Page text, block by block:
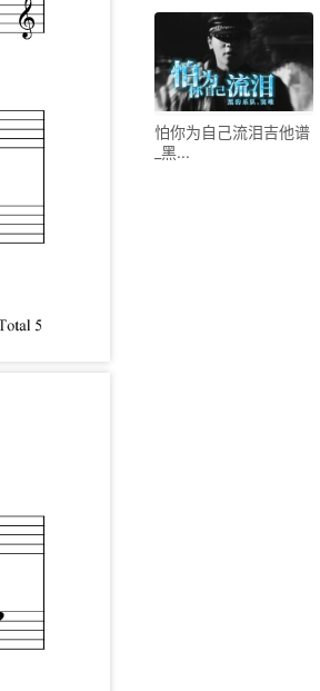
怕你为自己流泪吉他谱
_黑...